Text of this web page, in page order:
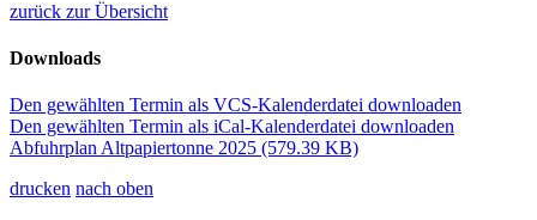
zurück zur Übersicht
Downloads
Den gewählten Termin als VCS-Kalenderdatei downloaden
Den gewählten Termin als iCal-Kalenderdatei downloaden
Abfuhrplan Altpapiertonne 2025 (579.39 KB)
drucken nach oben